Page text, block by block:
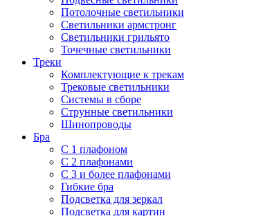
Потолочные светильники
Светильники армстронг
Светильники грильято
Точечные светильники
Треки
Комплектующие к трекам
Трековые светильники
Системы в сборе
Струнные светильники
Шинопроводы
Бра
С 1 плафоном
С 2 плафонами
С 3 и более плафонами
Гибкие бра
Подсветка для зеркал
Подсветка для картин